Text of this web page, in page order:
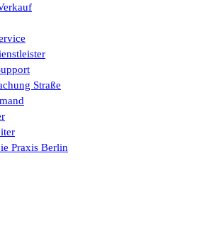
Straße
Praxis Berlin